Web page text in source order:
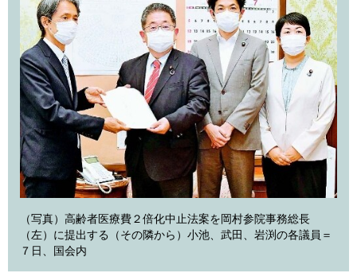
（写真）高齢者医療費２倍化中止法案を岡村参院事務総長
（左）に提出する（その隣から）小池、武田、岩渕の各議員＝
７日、国会内